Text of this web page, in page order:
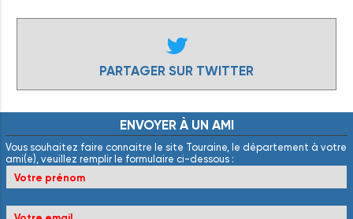
PARTAGER SUR TWITTER
ENVOYER À UN AMI
Vous souhaitez faire connaitre le site Touraine, le département à votre
ami(e), veuillez remplir le formulaire ci-dessous :